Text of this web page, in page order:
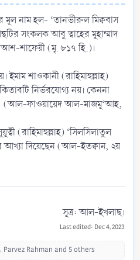
নাম হল- ‘তানভীরুল মিক্ববাস
সংকলক আবু ত্বাহের মুহাম্মাদ
শাফেয়ী (মৃ. ৮১৭ হি.)।
ইমাম শাওকানী (রাহিমাহুল্লাহ)
নির্ভরযোগ্য নয়। কেননা
(আল-ফাওয়ায়েদ আল-মাজমূ‘আহ,
(রাহিমাহুল্লাহ) ‘সিলসিলাতুল
আখ্যা দিয়েছেন (আল-ইতক্বান, ২য়
সূত্র: আল-ইখলাছ।​
Last edited: Dec 4, 2023
, Parvez Rahman and 5 others